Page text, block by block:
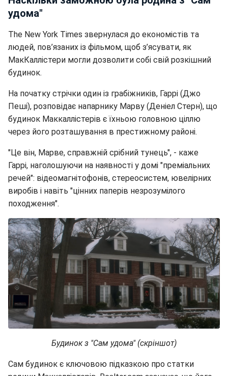
удома"
The New York Times звернулася до економістів та
людей, пов’язаних із фільмом, щоб з’ясувати, як
МакКаллістери могли дозволити собі свій розкішний
будинок.
На початку стрічки один із грабіжників, Гаррі (Джо
Пеші), розповідає напарнику Марву (Деніел Стерн), що
будинок Маккаллістерів є їхньою головною ціллю
через його розташування в престижному районі.
"Це він, Марве, справжній срібний тунець", - каже
Гаррі, наголошуючи на наявності у домі "преміальних
речей": відеомагнітофонів, стереосистем, ювелірних
виробів і навіть "цінних паперів незрозумілого
походження".
Будинок з "Сам удома" (скріншот)
Сам будинок є ключовою підказкою про статки